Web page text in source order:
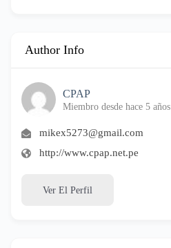
Author Info
CPAP
Miembro desde hace 5 años
mikex5273@gmail.com
http://www.cpap.net.pe
Ver El Perfil